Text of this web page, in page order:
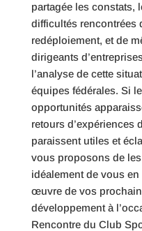
partagée les constats,
difficultés rencontrées
redéploiement, et de
dirigeants
l’analyse de cette
équipes fédérales. Si
opportunités
retours d’expériences
paraissent utiles et
vous proposons de
idéalement de vous
œuvre de vos
développement à
Rencontre du Club